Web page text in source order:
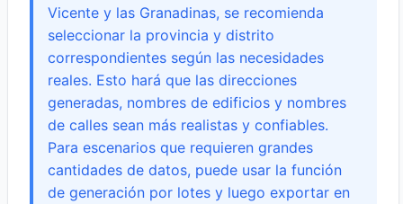
Vicente y las Granadinas, se recomienda
seleccionar la provincia y distrito
correspondientes según las necesidades
reales. Esto hará que las direcciones
generadas, nombres de edificios y nombres
de calles sean más realistas y confiables.
Para escenarios que requieren grandes
cantidades de datos, puede usar la función
de generación por lotes y luego exportar en